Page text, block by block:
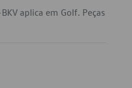
aplica em Golf. Peças